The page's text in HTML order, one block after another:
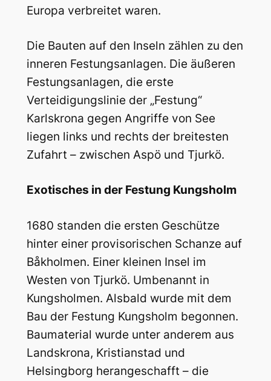
Europa verbreitet waren.
Die Bauten auf den Inseln zählen zu den
inneren Festungsanlagen. Die äußeren
Festungsanlagen, die erste
Verteidigungslinie der „Festung“
Karlskrona gegen Angriffe von See
liegen links und rechts der breitesten
Zufahrt – zwischen Aspö und Tjurkö.
Exotisches in der Festung Kungsholm
1680 standen die ersten Geschütze
hinter einer provisorischen Schanze auf
Båkholmen. Einer kleinen Insel im
Westen von Tjurkö. Umbenannt in
Kungsholmen. Alsbald wurde mit dem
Bau der Festung Kungsholm begonnen.
Baumaterial wurde unter anderem aus
Landskrona, Kristianstad und
Helsingborg herangeschafft – die